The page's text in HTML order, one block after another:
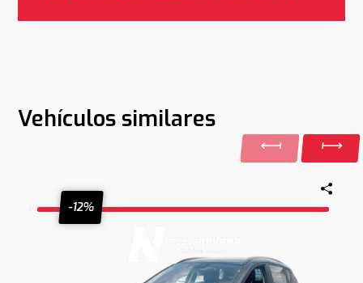
Vehículos similares
-12%